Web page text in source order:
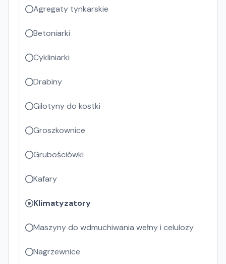
Agregaty tynkarskie
Betoniarki
Cykliniarki
Drabiny
Gilotyny do kostki
Groszkownice
Grubościówki
Kafary
Klimatyzatory
Maszyny do wdmuchiwania wełny i celulozy
Nagrzewnice